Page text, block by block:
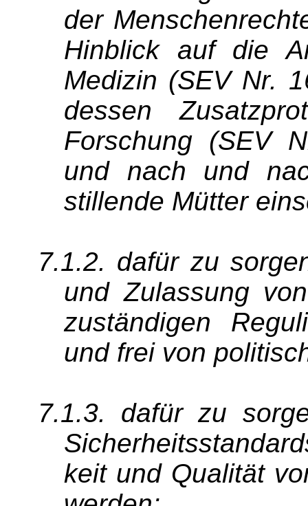
der
Hinblick auf die
Medizin (SEV Nr.
dessen
Forschung (SEV
und nach und
stillende Mütter
7.1.2. dafür zu
und Zulassung
zuständigen
und frei von
7.1.3. dafür zu
keit und Qualität